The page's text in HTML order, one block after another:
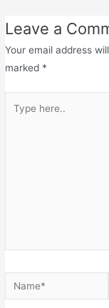
Leave a
Your email address
marked *